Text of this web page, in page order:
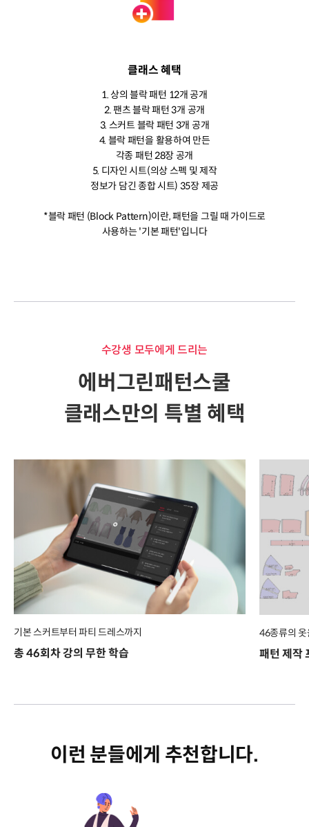
클래스 혜택
1. 상의 블락 패턴 12개 공개
2. 팬츠 블락 패턴 3개 공개
3. 스커트 블락 패턴 3개 공개
4. 블락 패턴을 활용하여 만든
각종 패턴 28장 공개
5. 디자인 시트(의상 스펙 및 제작
정보가 담긴 종합 시트) 35장 제공
*블락 패턴 (Block Pattern)이란, 패턴을 그릴 때 가이드로
사용하는 '기본 패턴'입니다
수강생 모두에게 드리는
에버그린패턴스쿨
클래스만의 특별 혜택
기본 스커트부터 파티 드레스까지
총 46회차 강의 무한 학습
46종류의
패턴 제작
이런 분들에게 추천합니다.